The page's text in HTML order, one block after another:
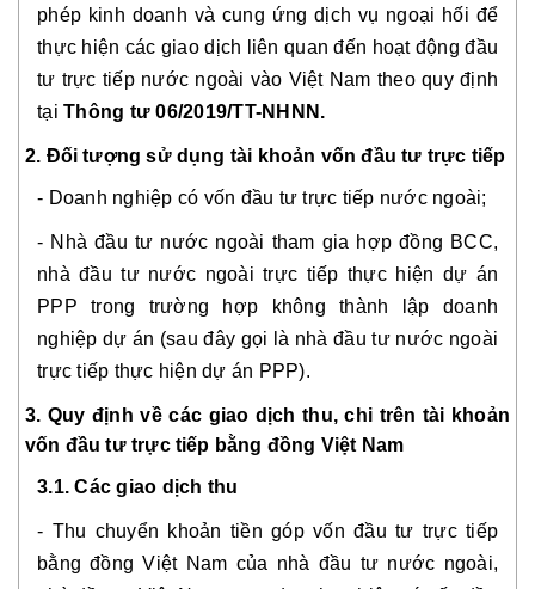
phép kinh doanh và cung ứng dịch vụ ngoại hối để
thực hiện các giao dịch liên quan đến hoạt động đầu
tư trực tiếp nước ngoài vào Việt Nam theo quy định
tại Thông tư 06/2019/TT-NHNN.
2. Đối tượng sử dụng tài khoản vốn đầu tư trực tiếp
- Doanh nghiệp có vốn đầu tư trực tiếp nước ngoài;
- Nhà đầu tư nước ngoài tham gia hợp đồng BCC,
nhà đầu tư nước ngoài trực tiếp thực hiện dự án
PPP trong trường hợp không thành lập doanh
nghiệp dự án (sau đây gọi là nhà đầu tư nước ngoài
trực tiếp thực hiện dự án PPP).
3. Quy định về các giao dịch thu, chi trên tài khoản
vốn đầu tư trực tiếp bằng đồng Việt Nam
3.1. Các giao dịch thu
- Thu chuyển khoản tiền góp vốn đầu tư trực tiếp
bằng đồng Việt Nam của nhà đầu tư nước ngoài,